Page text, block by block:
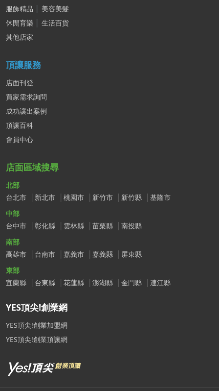
服飾精品
美容美髮
休閒育樂
生活百貨
其他店家
頂讓服務
店面刊登
買家需求詢問
成功讓出案例
頂讓百科
會員中心
店面區域搜尋
北部
台北市
新北市 桃園市 新竹市 新竹縣
基隆市
中部
台中市
彰化縣 雲林縣 苗栗縣
南投縣
南部
高雄市
台南市 嘉義市 嘉義縣
屏東縣
東部
宜蘭縣
台東縣 花蓮縣 澎湖縣 金門縣 連江縣
YES頂尖!創業網
YES頂尖!創業加盟網
YES頂尖!創業頂讓網